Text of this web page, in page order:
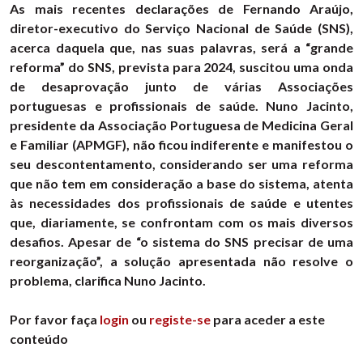
As mais recentes declarações de Fernando Araújo,
diretor-executivo do Serviço Nacional de Saúde (SNS),
acerca daquela que, nas suas palavras, será a “grande
reforma” do SNS, prevista para 2024, suscitou uma onda
de desaprovação junto de várias Associações
portuguesas e profissionais de saúde. Nuno Jacinto,
presidente da Associação Portuguesa de Medicina Geral
e Familiar (APMGF), não ficou indiferente e manifestou o
seu descontentamento, considerando ser uma reforma
que não tem em consideração a base do sistema, atenta
às necessidades dos profissionais de saúde e utentes
que, diariamente, se confrontam com os mais diversos
desafios. Apesar de “o sistema do SNS precisar de uma
reorganização”, a solução apresentada não resolve o
problema, clarifica Nuno Jacinto.
Por favor faça login ou registe-se para aceder a este
conteúdo